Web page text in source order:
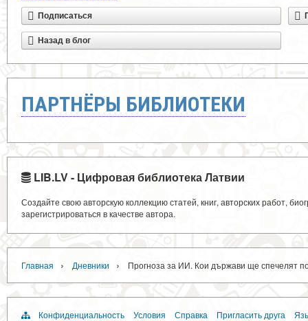
Подписаться
Назад в блог
ПАРТНЁРЫ БИБЛИОТЕКИ
LIB.LV - Цифровая библиотека Латвии
Создайте свою авторскую коллекцию статей, книг, авторских работ,
зарегистрироваться в качестве автора.
Главная › Дневники › Прогноза за ИИ. Кои държави ще спечелят
Конфиденциальность Условия Справка Пригласить друга